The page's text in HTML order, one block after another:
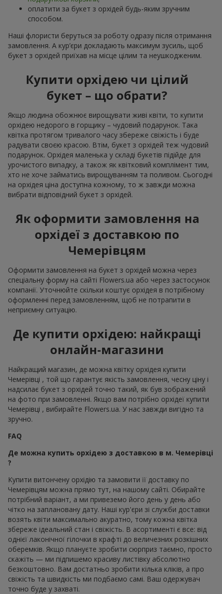
оплатити за букет з орхідей будь-яким зручним
способом.
Наші флористи беруться за роботу одразу після отримання
замовлення. А кур’єри докладають максимум зусиль, щоб
букет з орхідей приїхав на місце цілим та неушкодженим.
Купити орхідею чи цілий
букет – що обрати?
Якщо людина обожнює вирощувати живі квіти, то купити
орхідею недорого в горщику – чудовий подарунок. Така
квітка протягом тривалого часу збереже свіжість і буде
радувати своєю красою. Втім, букет з орхідей теж чудовий
подарунок. Орхідея маленька у складі букетів підійде для
урочистого випадку, а також як квітковий комплімент тим,
хто не хоче займатись вирощуванням та поливом. Сьогодні
на орхідея ціна доступна кожному, то ж завжди можна
вибрати відповідний букет з орхідей.
Як оформити замовлення на
орхідеї з доставкою по
Чемерівцям
Оформити замовлення на букет з орхідей можна через
спеціальну форму на сайті Flowers.ua або через застосунок
компанії. Уточнюйте скільки коштує орхідея в потрібному
оформленні перед замовленням, щоб не потрапити в
неприємну ситуацію.
Де купити орхідею: найкращі
онлайн-магазини
Найкращий магазин, де можна квітку орхідея купити
Чемерівці , той що гарантує якість замовлення, чесну ціну і
надсилає букет з орхідей точно такий, як був зображений
на фото при замовленні. Якщо вам потрібно орхідеї купити
Чемерівці , вибирайте Flowers.ua. У нас завжди вигідно та
зручно.
FAQ
Де можна купить орхідею з доставкою в м. Чемерівці
?
Купити витончену орхідію та замовити її доставку по
Чемерівцям можна прямо тут, на нашому сайті. Обирайте
потрібний варіант, а ми привеземо його день у день або
чітко на заплановану дату. Наші кур'єри зі служби доставки
возять квіти максимально акуратно, тому кожна квітка
збереже ідеальний стан і свіжість. В асортименті є все: від
однієї лаконічної гілочки в крафті до величезних розкішних
оберемків. Якщо плануєте зробити сюрприз таємно, просто
скажіть — ми підпишемо красиву листівку абсолютно
безкоштовно. Вам достатньо зробити кілька кліків, а про
свіжість та швидкість ми подбаємо самі. Ваш одержувач
точно буде у захваті.